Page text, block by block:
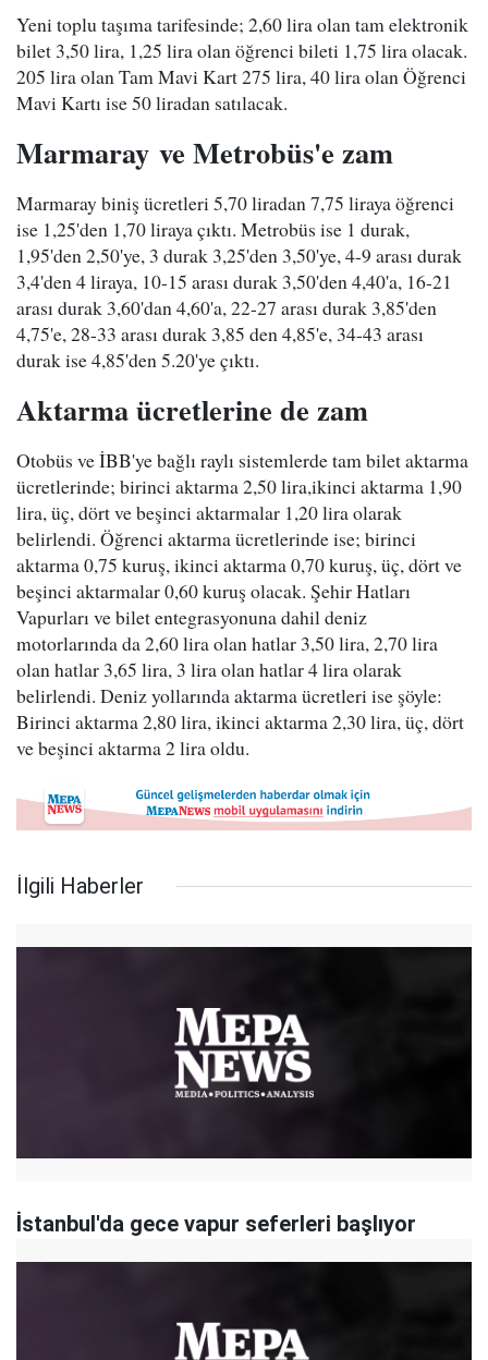
Yeni toplu taşıma tarifesinde; 2,60 lira olan tam elektronik
bilet 3,50 lira, 1,25 lira olan öğrenci bileti 1,75 lira olacak.
205 lira olan Tam Mavi Kart 275 lira, 40 lira olan Öğrenci
Mavi Kartı ise 50 liradan satılacak.
Marmaray ve Metrobüs'e zam
Marmaray biniş ücretleri 5,70 liradan 7,75 liraya öğrenci
ise 1,25'den 1,70 liraya çıktı. Metrobüs ise 1 durak,
1,95'den 2,50'ye, 3 durak 3,25'den 3,50'ye, 4-9 arası durak
3,4'den 4 liraya, 10-15 arası durak 3,50'den 4,40'a, 16-21
arası durak 3,60'dan 4,60'a, 22-27 arası durak 3,85'den
4,75'e, 28-33 arası durak 3,85 den 4,85'e, 34-43 arası
durak ise 4,85'den 5.20'ye çıktı.
Aktarma ücretlerine de zam
Otobüs ve İBB'ye bağlı raylı sistemlerde tam bilet aktarma
ücretlerinde; birinci aktarma 2,50 lira,ikinci aktarma 1,90
lira, üç, dört ve beşinci aktarmalar 1,20 lira olarak
belirlendi. Öğrenci aktarma ücretlerinde ise; birinci
aktarma 0,75 kuruş, ikinci aktarma 0,70 kuruş, üç, dört ve
beşinci aktarmalar 0,60 kuruş olacak. Şehir Hatları
Vapurları ve bilet entegrasyonuna dahil deniz
motorlarında da 2,60 lira olan hatlar 3,50 lira, 2,70 lira
olan hatlar 3,65 lira, 3 lira olan hatlar 4 lira olarak
belirlendi. Deniz yollarında aktarma ücretleri ise şöyle:
Birinci aktarma 2,80 lira, ikinci aktarma 2,30 lira, üç, dört
ve beşinci aktarma 2 lira oldu.
İlgili Haberler
İstanbul'da gece vapur seferleri başlıyor